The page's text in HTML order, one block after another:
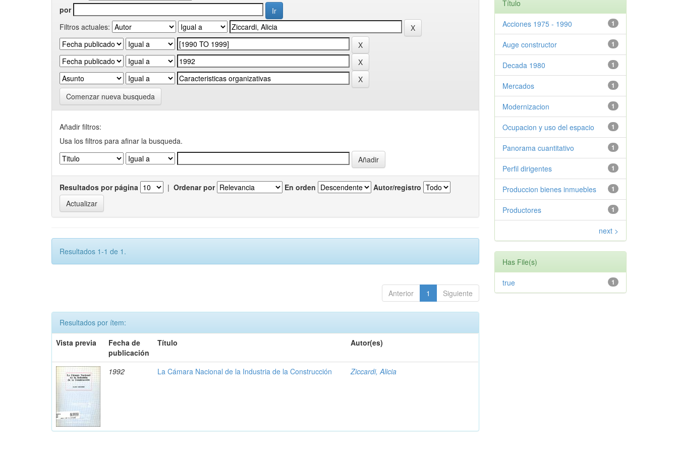
por
Filtros actuales:
Comenzar nueva busqueda
Añadir filtros:
Usa los filtros para afinar la busqueda.
Resultados por página | Ordenar por En orden Autor/registro
Resultados 1-1 de 1.
Anterior 1 Siguiente
Resultados por ítem:
Vista previa
Fecha de
publicación
Título Autor(es)
1992 La Cámara Nacional de la Industria de la Construcción Ziccardi, Alicia
Título
1
Acciones 1975 - 1990
1
Auge constructor
1
Decada 1980
1
Mercados
1
Modernizacion
1
Ocupacion y uso del espacio
1
Panorama cuantitativo
1
Perfil dirigentes
1
Produccion bienes inmuebles
1
Productores
next >
Has File(s)
1
true